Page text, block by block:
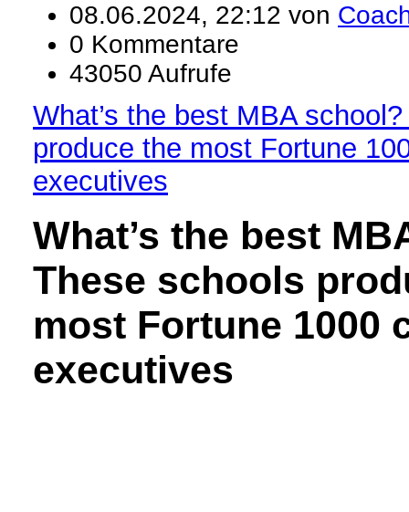
08.06.2024, 22:12 von
0 Kommentare
43050 Aufrufe
What’s the best MBA
produce the most Fortune
executives
What’s the best
These schools
most Fortune 1000
executives